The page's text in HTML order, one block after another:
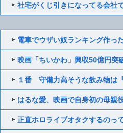
社宅がくじ引きになってる会社
電車でウザい奴ランキング作っ
映画「ちいかわ」興収50億円突
１番 守備力高そうな飲み物は
はるな愛、映画で自身初の母親
正直ホロライブオタクするのっ